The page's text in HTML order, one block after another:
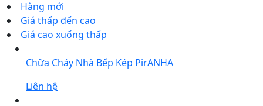
Hàng mới
Giá thấp đến cao
Giá cao xuống thấp
Chữa Cháy Nhà Bếp Kép PirANHA
Liên hệ